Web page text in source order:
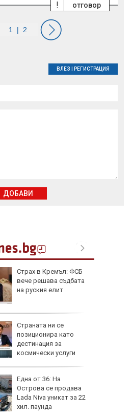
Страх в Кремъл: ФСБ
вече решава съдбата
на руския елит
Страната ни се
позиционира като
дестинация за
космически услуги
Една от 36: На
Острова се продава
Lada Niva уникат за 22
хил. паунда
отговор
!
ВЛЕЗ РЕГИСТРАЦИЯ
ДОБАВИ